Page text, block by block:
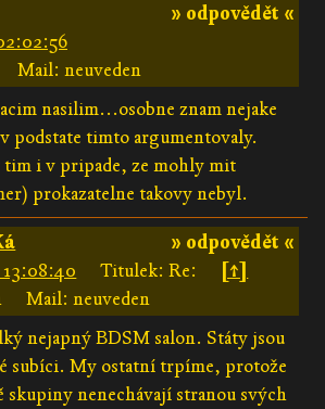
» odpovědět «
Mail: neuveden
nasilim...osobne znam nejake
podstate timto argumentovaly.
tim i v pripade, ze mohly mit
prokazatelne takovy nebyl.
» odpovědět «
13:08:40 Titulek: Re:
[↑]
Mail: neuveden
nejapný BDSM salon. Státy jsou
subíci. My ostatní trpíme, protože
skupiny nenechávají stranou svých